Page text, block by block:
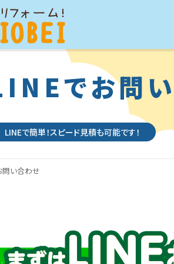
でお問
LINEで簡単！スピード見積も可能です！
問い合わせ